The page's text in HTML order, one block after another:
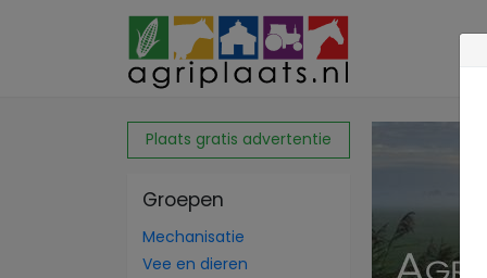
Plaats gratis advertentie
Groepen
Mechanisatie
Vee en dieren